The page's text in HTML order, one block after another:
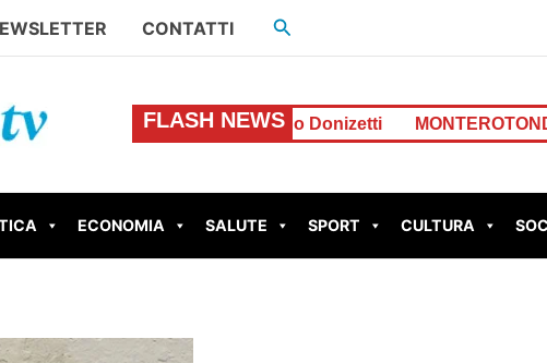
CONTATTI Cerca
FLASH NEWS
in Via Gaetano Donizetti MONTEROTONDO – Perdita
ECONOMIA SALUTE SPORT CULTURA